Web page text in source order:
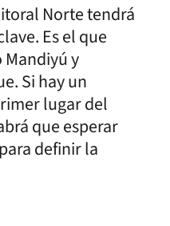
Norte tendrá
Es el que
y
Si hay un
lugar del
que esperar
definir la